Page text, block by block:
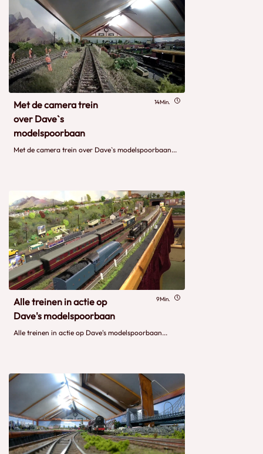
Met de camera trein
over Dave`s
modelspoorbaan
14Min.
Met de camera trein over Dave`s modelspoorbaan...
Alle treinen in actie op
Dave's modelspoorbaan
9Min.
Alle treinen in actie op Dave's modelspoorbaan...